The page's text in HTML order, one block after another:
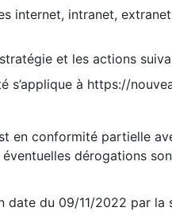
internet, intranet,
et les actions
s’applique à https://
en conformité partielle
dérogations
date du 09/11/2022 par